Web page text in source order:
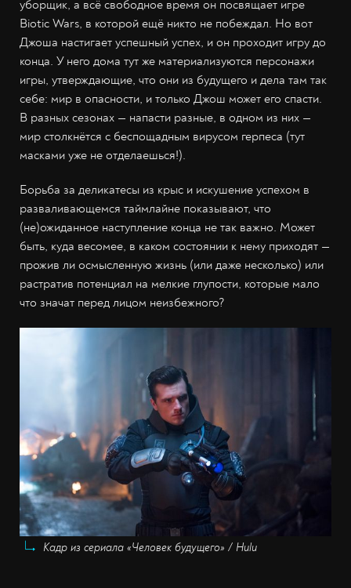
уборщик, а всё свободное время он посвящает игре
Biotic Wars, в которой ещё никто не побеждал. Но вот
Джоша настигает успешный успех, и он проходит игру до
конца. У него дома тут же материализуются персонажи
игры, утверждающие, что они из будущего и дела там так
себе: мир в опасности, и только Джош может его спасти.
В разных сезонах — напасти разные, в одном из них —
мир столкнётся с беспощадным вирусом герпеса (тут
масками уже не отделаешься!).
Борьба за деликатесы из крыс и искушение успехом в
разваливающемся таймлайне показывают, что
(не)ожиданное наступление конца не так важно. Может
быть, куда весомее, в каком состоянии к нему приходят —
прожив ли осмысленную жизнь (или даже несколько) или
растратив потенциал на мелкие глупости, которые мало
что значат перед лицом неизбежного?
Кадр из сериала «Человек будущего» / Hulu